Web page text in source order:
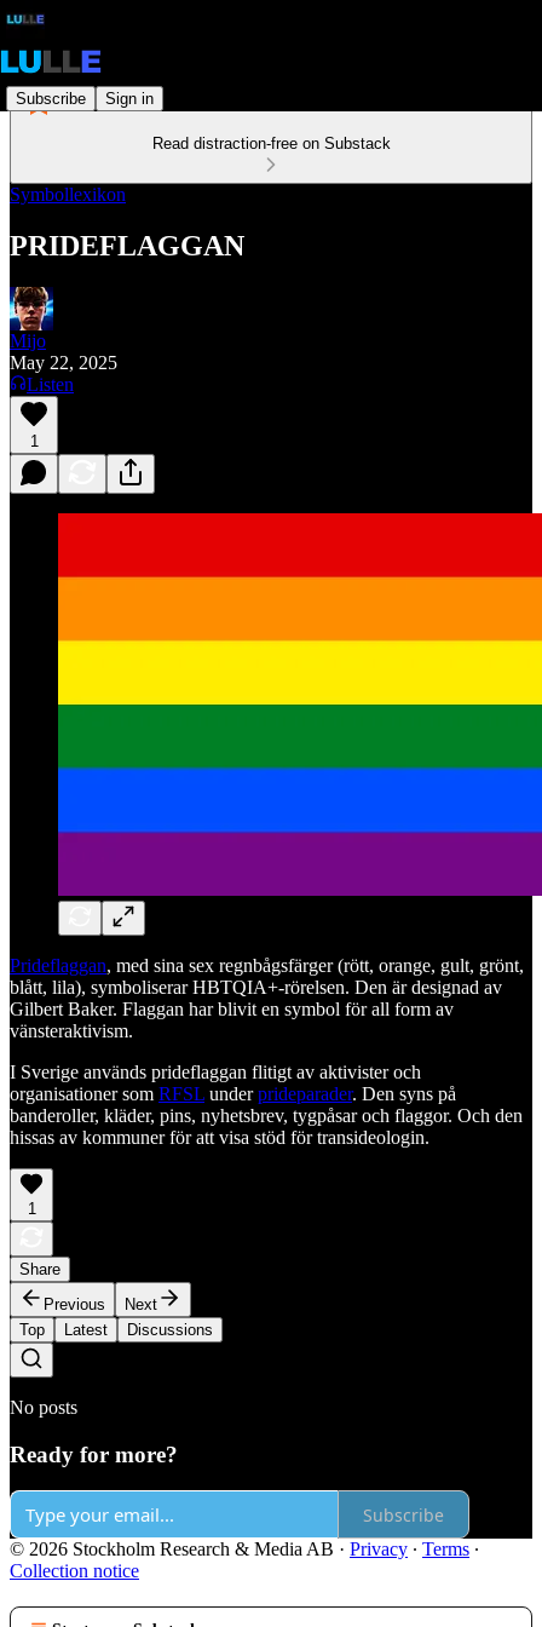
Subscribe Sign in
Read distraction-free on Substack
Symbollexikon
PRIDEFLAGGAN
Mijo
May 22, 2025
Listen
1
Prideflaggan, med sina sex regnbågsfärger (rött, orange, gult, grönt,
blått, lila), symboliserar HBTQIA+-rörelsen. Den är designad av
Gilbert Baker. Flaggan har blivit en symbol för all form av
vänsteraktivism.
I Sverige används prideflaggan flitigt av aktivister och
organisationer som RFSL underprideparader. Den syns på
banderoller, kläder, pins, nyhetsbrev, tygpåsar och flaggor. Och den
hissas av kommuner för att visa stöd för transideologin.
1
Share
Previous
Next
Top
Latest Discussions
No posts
Ready for more?
Subscribe
© 2026 Stockholm Research & Media AB · Privacy ∙ Terms ∙
Collection notice